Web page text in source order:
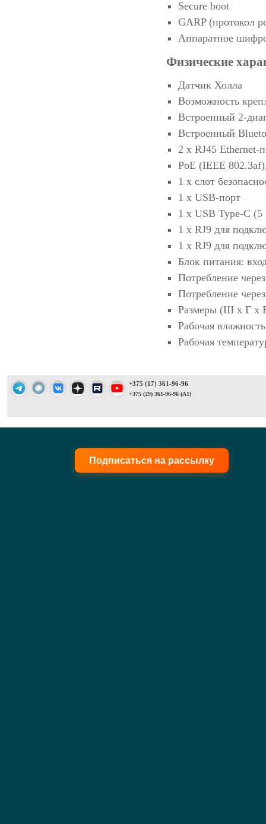
Secure boot
GARP (протокол
Аппаратное
Физические
Датчик Холла
Возможность
Встроенный 2-
Встроенный
2 х RJ45 Ethernet-
PoE (IEEE
1 x слот
1 x USB-порт
1 х USB Type-C
1 х RJ9 для
1 х RJ9 для
Блок питания:
Потребление
Потребление
Размеры (Ш х Г х
Рабочая
Рабочая
+375 (17) 361-96-96
+375 (29) 361-96-96 (A1)
Подписаться на рассылку